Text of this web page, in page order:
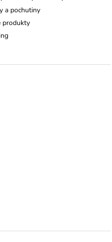
a pochutiny
produkty